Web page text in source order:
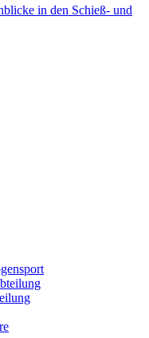
in den Schieß- und